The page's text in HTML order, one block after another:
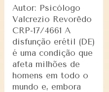
Autor: Psicólogo
Valcrezio Revorêdo
CRP-17/4661 A
disfunção erétil (DE)
é uma condição que
afeta milhões de
homens em todo o
mundo e, embora